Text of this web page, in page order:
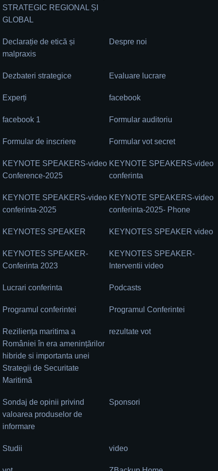
STRATEGIC REGIONAL ȘI
GLOBAL
Declarație de etică și
malpraxis
Despre noi
Dezbateri strategice Evaluare lucrare
Experți facebook
facebook 1 Formular auditoriu
Formular de inscriere Formular vot secret
KEYNOTE SPEAKERS-video
Conference-2025
KEYNOTE SPEAKERS-video
conferinta
KEYNOTE SPEAKERS-video
conferinta-2025
KEYNOTE SPEAKERS-video
conferinta-2025- Phone
KEYNOTES SPEAKER KEYNOTES SPEAKER video
KEYNOTES SPEAKER-
Conferinta 2023
KEYNOTES SPEAKER-
Interventii video
Lucrari conferinta Podcasts
Programul conferintei Programul Conferintei
Reziliența maritima a
României în era amenințărilor
hibride si importanta unei
Strategii de Securitate
Maritimă
rezultate vot
Sondaj de opinii privind
valoarea produselor de
informare
Sponsori
Studii video